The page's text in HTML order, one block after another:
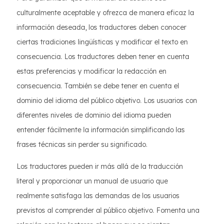
culturalmente aceptable y ofrezca de manera eficaz la
información deseada, los traductores deben conocer
ciertas tradiciones lingüísticas y modificar el texto en
consecuencia. Los traductores deben tener en cuenta
estas preferencias y modificar la redacción en
consecuencia. También se debe tener en cuenta el
dominio del idioma del público objetivo. Los usuarios con
diferentes niveles de dominio del idioma pueden
entender fácilmente la información simplificando las
frases técnicas sin perder su significado.
Los traductores pueden ir más allá de la traducción
literal y proporcionar un manual de usuario que
realmente satisfaga las demandas de los usuarios
previstos al comprender al público objetivo. Fomenta una